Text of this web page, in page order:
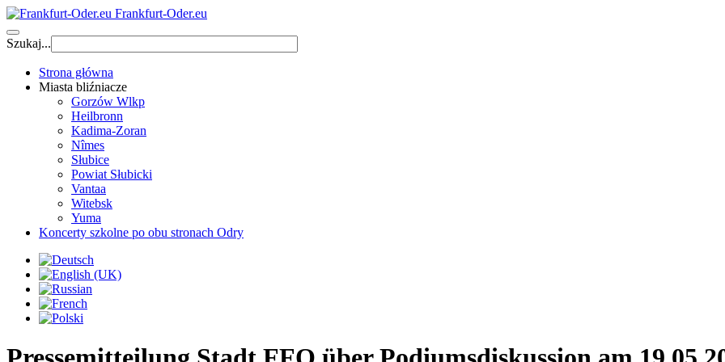
Frankfurt-Oder.eu
Szukaj...
Strona główna
Miasta bliźniacze
Gorzów Wlkp
Heilbronn
Kadima-Zoran
Nîmes
Słubice
Powiat Słubicki
Vantaa
Witebsk
Yuma
Koncerty szkolne po obu stronach Odry